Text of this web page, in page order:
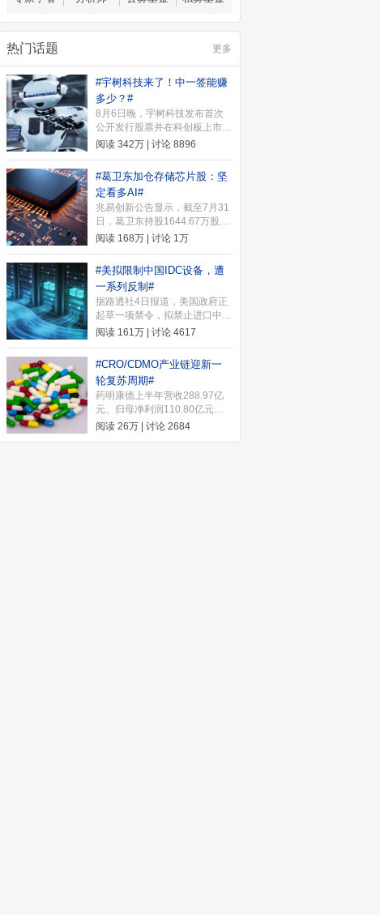
热门话题 更多
#宇树科技来了！中一签能赚
多少？#
8月6日晚，宇树科技发布首次
公开发行股票并在科创板上市发
行公告。公告显示，本次发行价
格确定后，宇树科技上市时市值
约为609.93亿元。8月10日（周
一）开始打新，希望股友们都能
中签。快来许愿池许下你的愿望
~ 下一个中签的就是你>>
阅读 342万 | 讨论 8896
#葛卫东加仓存储芯片股：坚
定看多AI#
兆易创新公告显示，截至7月31
日，葛卫东持股1644.67万股，
较一季度末增持18.51万股；其
102.67万股。葛卫东近期发文
坚定看多AI，表示"我是相信没
结束的"。
阅读 168万 | 讨论 1万
#美拟限制中国IDC设备，遭
一系列反制#
据路透社4日报道，美国政府正
起草一项禁令，拟禁止进口中国
新型号的数据中心组件，以保护
础设施。2026年8月5日，中国
商务部针对美国联邦通信委员会
（FCC）和美国国土安全部
（DHS）近期采取的一系列涉
华消极措施，宣布实施多项反制
行动。
阅读 161万 | 讨论 4617
#CRO/CDMO产业链迎新一
轮复苏周期#
药明康德上半年营收288.97亿
元、归母净利润110.80亿元首
破百亿，将2026年整体收入指
阅读 26万 | 讨论 2684